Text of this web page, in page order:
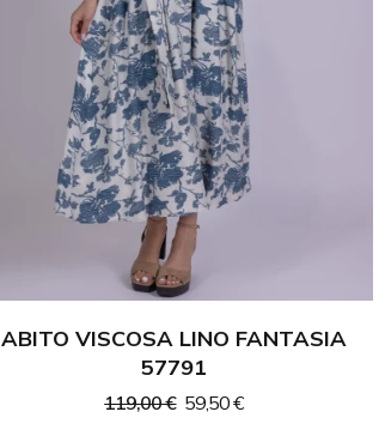
ABITO VISCOSA LINO FANTASIA
57791
119,00 € 59,50 €